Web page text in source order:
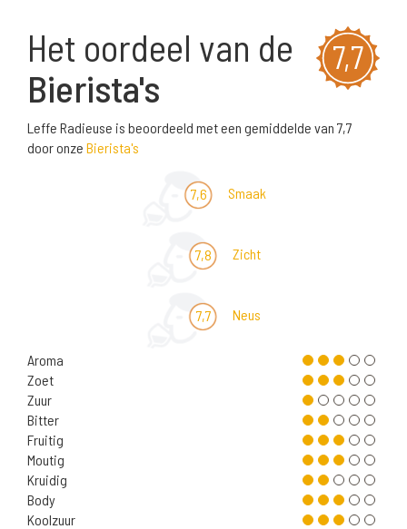
7,7
Het oordeel van de
Bierista's
Leffe Radieuse is beoordeeld met een gemiddelde van 7,7
door onze Bierista's
7,6 Smaak
7,8 Zicht
7,7 Neus
Aroma
Zoet
Zuur
Bitter
Fruitig
Moutig
Kruidig
Body
Koolzuur